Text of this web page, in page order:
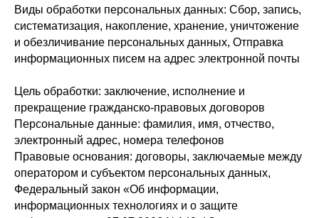
Виды обработки персональных данных: Сбор, запись,
систематизация, накопление, хранение, уничтожение
и обезличивание персональных данных, Отправка
информационных писем на адрес электронной почты
Цель обработки: заключение, исполнение и
прекращение гражданско-правовых договоров
Персональные данные: фамилия, имя, отчество,
электронный адрес, номера телефонов
Правовые основания: договоры, заключаемые между
оператором и субъектом персональных данных,
Федеральный закон «Об информации,
информационных технологиях и о защите